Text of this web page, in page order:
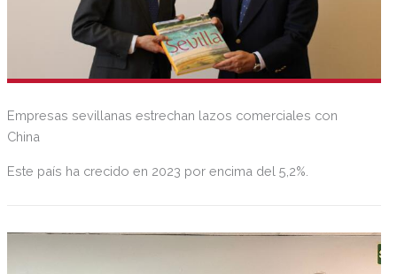
Empresas sevillanas estrechan lazos comerciales con
China
Este país ha crecido en 2023 por encima del 5,2%.